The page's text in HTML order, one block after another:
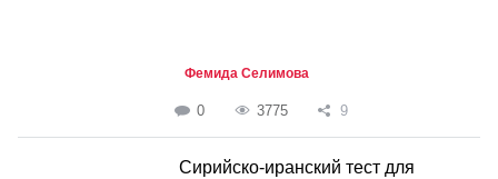
Фемида Селимова
0 3775 9
Сирийско-иранский тест для